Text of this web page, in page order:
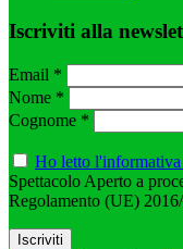
Iscriviti alla
Email *
Nome *
Cognome *
Ho letto
Spettacolo Aperto a
Regolamento (UE)
Iscriviti